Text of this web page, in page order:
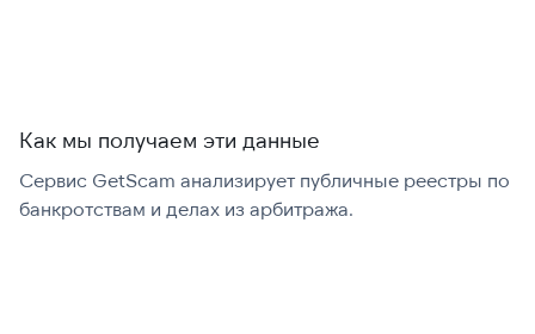
Как мы получаем эти данные
Сервис GetScam анализирует публичные реестры по
банкротствам и делах из арбитража.